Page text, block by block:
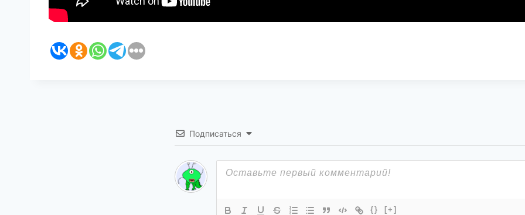
Подписаться
{} [+]